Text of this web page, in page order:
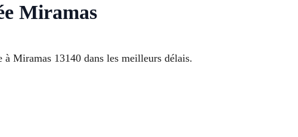
Miramas
Miramas 13140 dans les meilleurs délais.